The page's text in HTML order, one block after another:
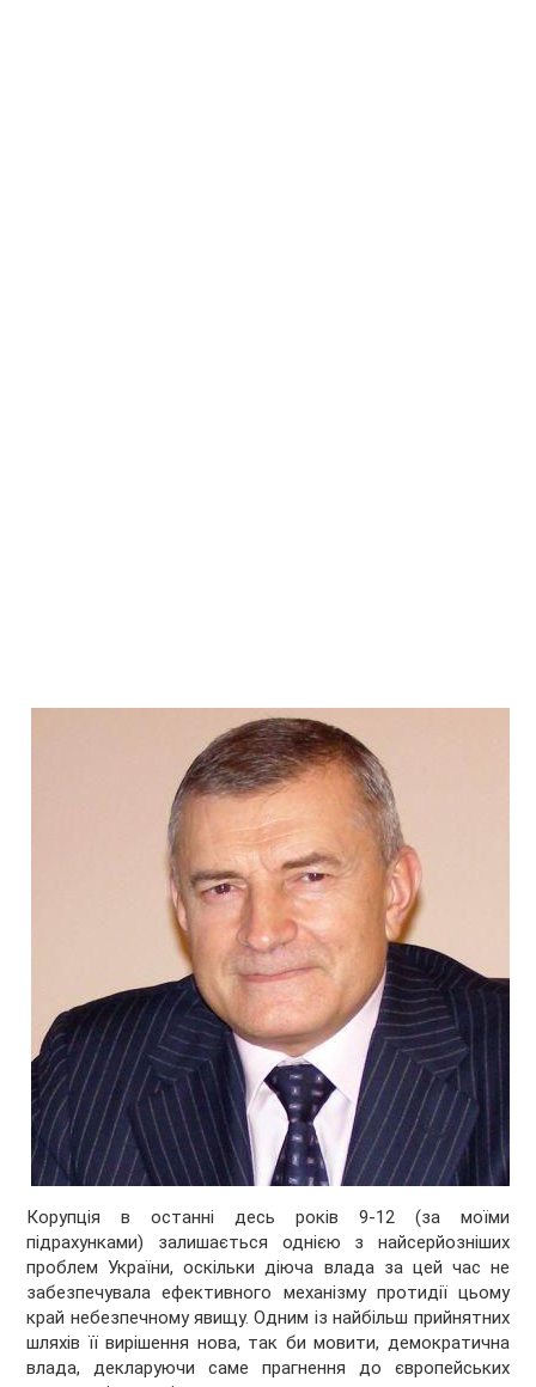
Корупція в останні десь років 9-12 (за моїми
підрахунками) залишається однією з найсерйозніших
проблем України, оскільки діюча влада за цей час не
забезпечувала ефективного механізму протидії цьому
край небезпечному явищу. Одним із найбільш прийнятних
шляхів її вирішення нова, так би мовити, демократична
влада, декларуючи саме прагнення до європейських